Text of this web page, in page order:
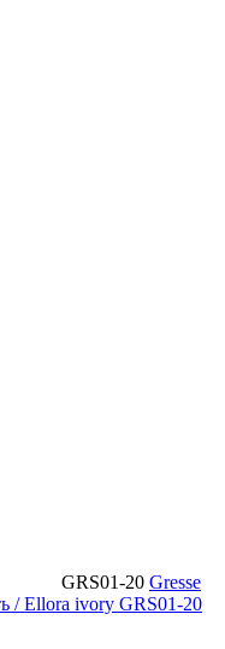
GRS01-20 Gresse
/ Ellora ivory GRS01-20